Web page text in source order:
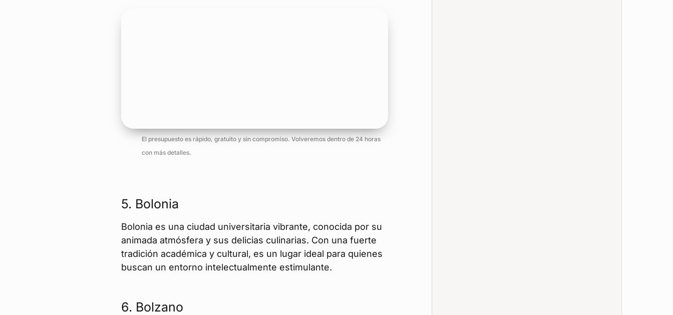
El presupuesto es rápido, gratuito y sin compromiso. Volveremos dentro de 24 horas
con más detalles.
5. Bolonia
Bolonia es una ciudad universitaria vibrante, conocida por su
animada atmósfera y sus delicias culinarias. Con una fuerte
tradición académica y cultural, es un lugar ideal para quienes
buscan un entorno intelectualmente estimulante.
6. Bolzano